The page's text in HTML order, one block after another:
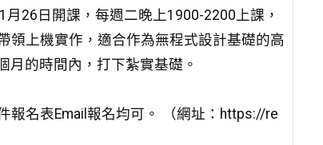
26日開課，每週二晚上1900-2200上課，
領上機實作，適合作為無程式設計基礎的高
月的時間內，打下紮實基礎。
報名表Email報名均可。 （網址：https://re